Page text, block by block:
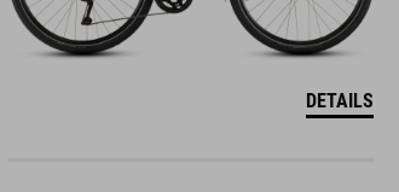
DETAILS